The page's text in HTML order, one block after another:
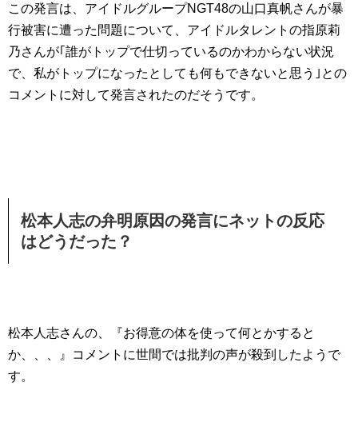
この発言は、アイドルグループNGT48の山口真帆さんが暴
行被害に遭った問題について、アイドルタレントの指原莉
乃さんが｢誰がトップで仕切っているのかわからない状況
で、私がトップになったとしても何もできないと思う｣との
コメントに対して発言されたのだそうです。
松本人志の弁明原因の発言にネットの反応
はどうだった？
松本人志さんの、『お得意の体を使って何とかすると
か、、、』コメントに世間では批判の声が殺到したようで
す。